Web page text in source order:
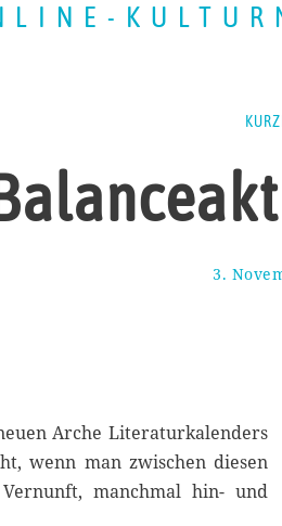
3.
Arche Literaturkalenders
wenn man zwischen diesen
manchmal hin- und